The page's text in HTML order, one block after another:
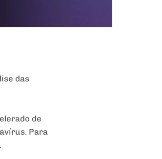
das
de
Para